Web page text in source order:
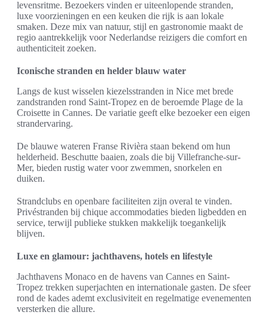
levensritme. Bezoekers vinden er uiteenlopende stranden,
luxe voorzieningen en een keuken die rijk is aan lokale
smaken. Deze mix van natuur, stijl en gastronomie maakt de
regio aantrekkelijk voor Nederlandse reizigers die comfort en
authenticiteit zoeken.
Iconische stranden en helder blauw water
Langs de kust wisselen kiezelsstranden in Nice met brede
zandstranden rond Saint-Tropez en de beroemde Plage de la
Croisette in Cannes. De variatie geeft elke bezoeker een eigen
strandervaring.
De blauwe wateren Franse Rivièra staan bekend om hun
helderheid. Beschutte baaien, zoals die bij Villefranche-sur-
Mer, bieden rustig water voor zwemmen, snorkelen en
duiken.
Strandclubs en openbare faciliteiten zijn overal te vinden.
Privéstranden bij chique accommodaties bieden ligbedden en
service, terwijl publieke stukken makkelijk toegankelijk
blijven.
Luxe en glamour: jachthavens, hotels en lifestyle
Jachthavens Monaco en de havens van Cannes en Saint-
Tropez trekken superjachten en internationale gasten. De sfeer
rond de kades ademt exclusiviteit en regelmatige evenementen
versterken die allure.